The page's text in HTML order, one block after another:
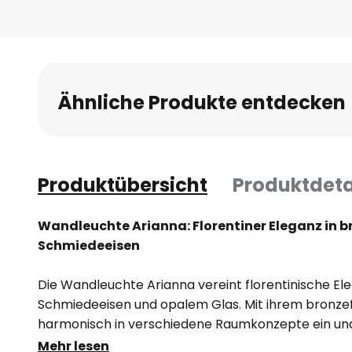
Ähnliche Produkte entdecken
Produktübersicht
Wandleuchte Arianna: Florentiner Eleganz in
Schmiedeeisen
Die Wandleuchte Arianna vereint florentinische
Schmiedeeisen und opalem Glas. Mit ihrem
harmonisch in verschiedene Raumkonzepte ein
Beleuchtung für Wohnzimmer, Schlafzimmer und
Mehr lesen